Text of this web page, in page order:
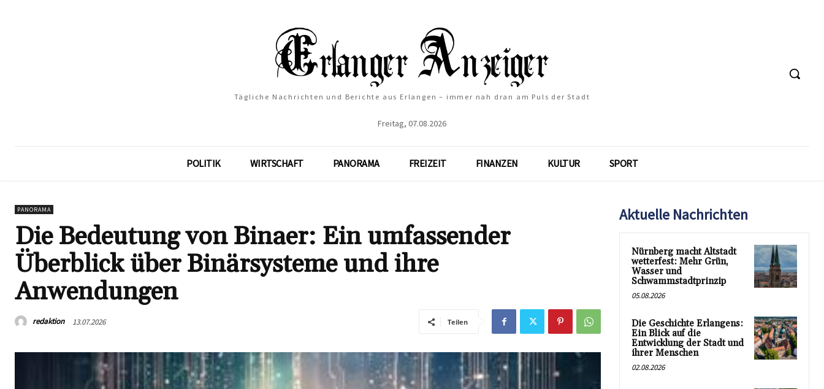
Tägliche Nachrichten und Berichte aus Erlangen – immer nah dran am Puls der Stadt
Freitag, 07.08.2026
POLITIK WIRTSCHAFT PANORAMA FREIZEIT FINANZEN KULTUR SPORT
PANORAMA
Die Bedeutung von Binaer: Ein umfassender
Überblick über Binärsysteme und ihre
Anwendungen
redaktion 13.07.2026 Teilen
Aktuelle Nachrichten
Nürnberg macht Altstadt
wetterfest: Mehr Grün,
Wasser und
Schwammstadtprinzip
05.08.2026
Die Geschichte Erlangens:
Ein Blick auf die
Entwicklung der Stadt und
ihrer Menschen
02.08.2026